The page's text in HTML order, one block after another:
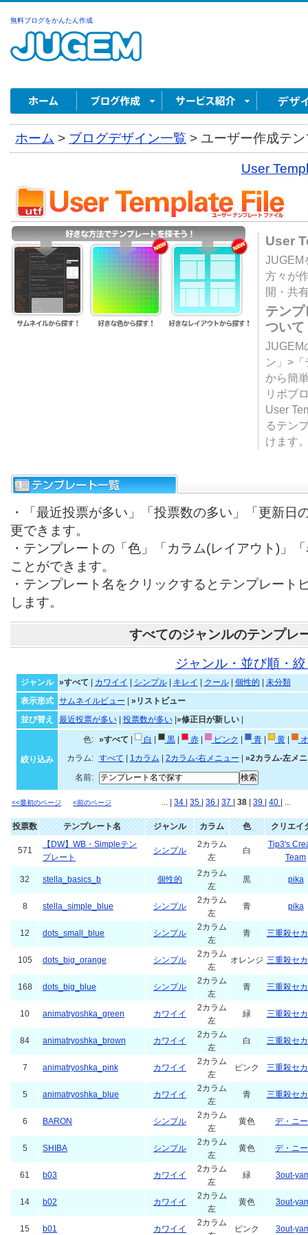
無料ブログをかんたん作成
ホーム > ブログデザイン一覧 > ユーザー作成テ
User
User
JUGEM
方々が
開・共
テン
ついて
JUGEM
ン」>
から簡
リポブ
User
るテン
けます
・「最近投票が多い」「投票数の多い」「更新日
更できます。
・テンプレートの「色」「カラム(レイアウト)」
ことができます。
・テンプレート名をクリックするとテンプレート
します。
すべてのジャンルのテンプレ
ジャンル・並び順・
ジャンル »すべて カワイイ シンプル| キレイ クール| 個性的
未分類
表示形式
サムネイルビュー
»リストビュー
並び替え
最近投票が多い| 投票数が多い| »修正日が新しい|
絞り込み
色: »すべて 白 黒| 赤| ピンク 青| 黄|
カラム:
すべて 1カラム 2カラム-右メニュー
»2カラム-左メ
名前:
<<最初のページ <前のページ ... | 34 35 36 37 38 39 40 | ...
投票数 テンプレート名 ジャンル カラム 色 クリエイ
571
【DW】WB・Simpleテン
プレート
シンプル
2カラム
左
白
Tip3's
Team
32 stella_basics_b 個性的
2カラム
左
黒 pika
8 stella_simple_blue シンプル
2カラム
左
青 pika
12 dots_small_blue シンプル
2カラム
左
青 三重殺セ
105 dots_big_orange シンプル
2カラム
左
オレンジ 三重殺セ
168 dots_big_blue シンプル
2カラム
左
青 三重殺セ
10 animatryoshka_green カワイイ
2カラム
左
緑 三重殺セ
84 animatryoshka_brown カワイイ
2カラム
左
白 三重殺セ
7 animatryoshka_pink カワイイ
2カラム
左
ピンク 三重殺セ
5 animatryoshka_blue カワイイ
2カラム
左
青 三重殺セ
6 BARON シンプル
2カラム
左
黄色 デ・ニ
5 SHIBA シンプル
2カラム
左
黄色 デ・ニ
61 b03 カワイイ
2カラム
左
緑 3out-
14 b02 カワイイ
2カラム
左
黄色 3out-
15 b01 カワイイ
2カラム
ピンク 3out-